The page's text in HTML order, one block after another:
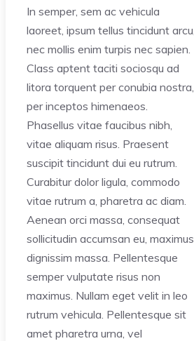
In semper, sem ac vehicula
laoreet, ipsum tellus tincidunt arcu,
nec mollis enim turpis nec sapien.
Class aptent taciti sociosqu ad
litora torquent per conubia nostra,
per inceptos himenaeos.
Phasellus vitae faucibus nibh,
vitae aliquam risus. Praesent
suscipit tincidunt dui eu rutrum.
Curabitur dolor ligula, commodo
vitae rutrum a, pharetra ac diam.
Aenean orci massa, consequat
sollicitudin accumsan eu, maximus
dignissim massa. Pellentesque
semper vulputate risus non
maximus. Nullam eget velit in leo
rutrum vehicula. Pellentesque sit
amet pharetra urna, vel